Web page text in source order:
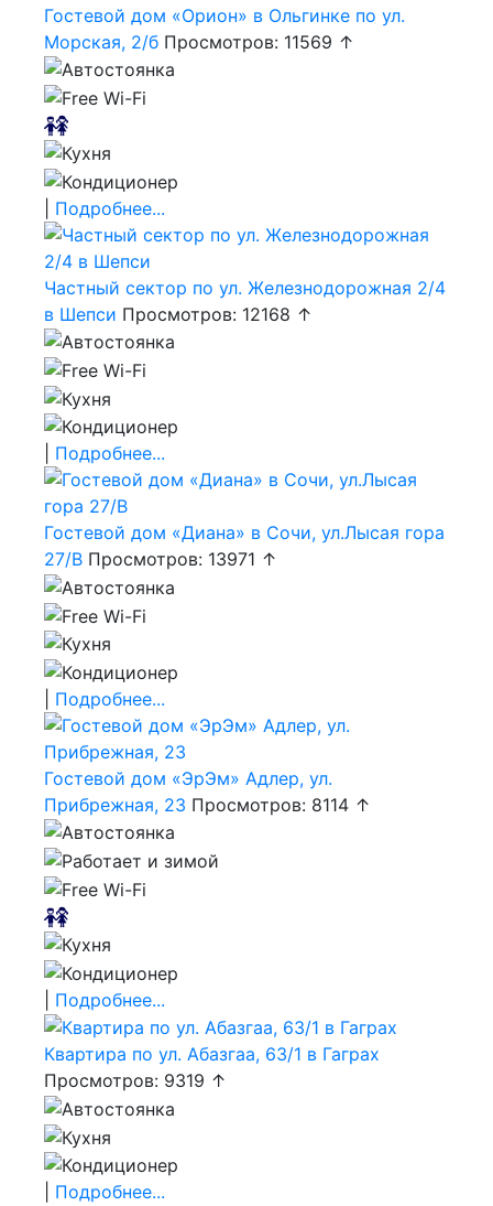
Гостевой дом «Орион» в Ольгинке по ул.
Морская, 2/б Просмотров: 11569 ↑
Подробнее...
Частный сектор по ул. Железнодорожная 2/4
в Шепси Просмотров: 12168 ↑
Подробнее...
Гостевой дом «Диана» в Сочи, ул.Лысая гора
27/В Просмотров: 13971 ↑
Подробнее...
Гостевой дом «ЭрЭм» Адлер, ул.
Прибрежная, 23 Просмотров: 8114 ↑
Подробнее...
Квартира по ул. Абазгаа, 63/1 в Гаграх
Просмотров: 9319 ↑
Подробнее...